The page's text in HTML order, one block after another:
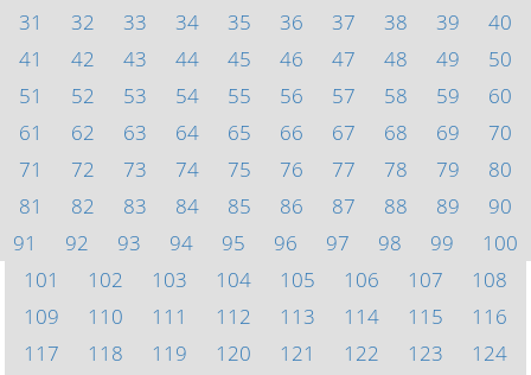
31
32 33 34 35 36 37 38 39
40
41
42 43 44 45 46 47 48 49
50
51
52 53 54 55 56 57 58 59
60
61
62 63 64 65 66 67 68 69
70
71
72 73 74 75 76 77 78 79
80
81
82 83 84 85 86 87 88 89
90
91
92 93 94 95 96 97 98 99
100
101
102 103 104 105 106 107
108
109
110 111 112 113 114 115
116
117
118 119 120 121 122 123
124